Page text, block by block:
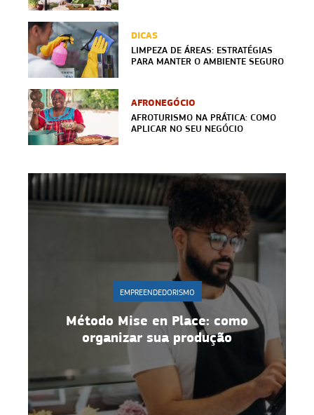
DICAS
LIMPEZA DE ÁREAS: ESTRATÉGIAS
PARA MANTER O AMBIENTE SEGURO
AFRONEGÓCIO
AFROTURISMO NA PRÁTICA: COMO
APLICAR NO SEU NEGÓCIO
EMPREENDEDORISMO
Gestão de equipe: 10 estratégias
para manter motivação